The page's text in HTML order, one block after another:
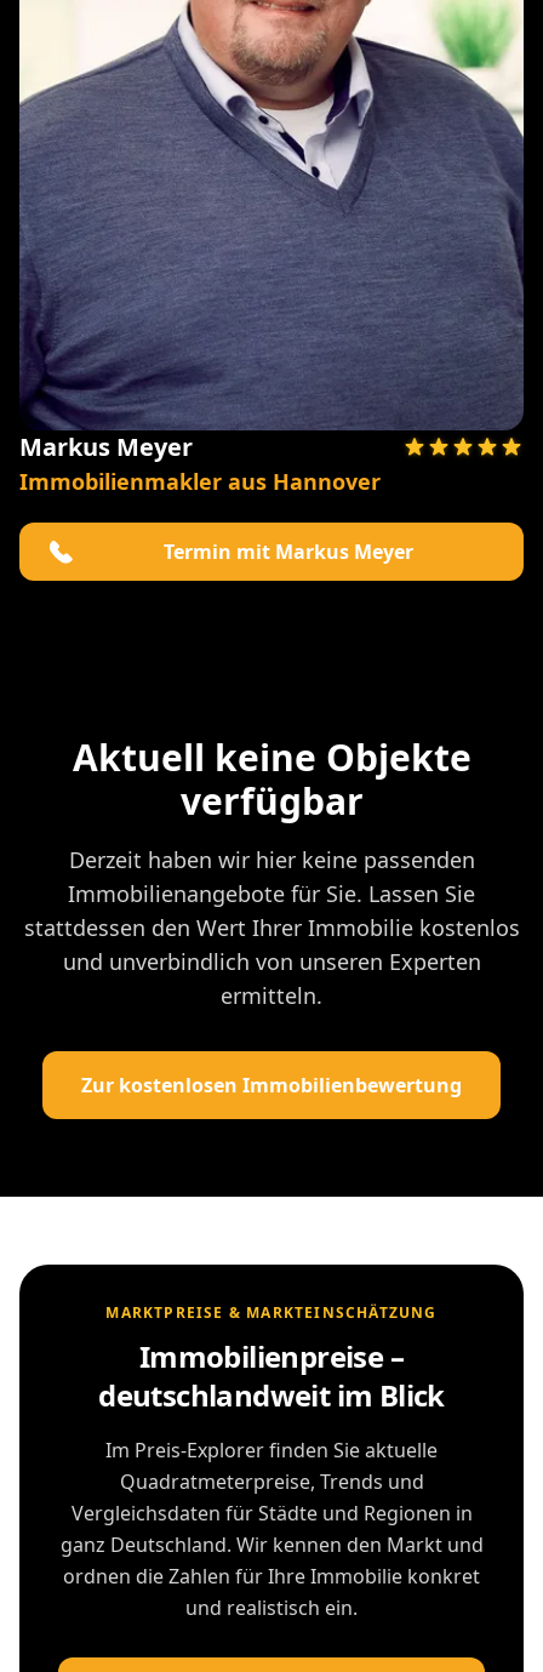
Markus Meyer
Immobilienmakler aus Hannover
Termin mit Markus Meyer
Aktuell keine Objekte
verfügbar
Derzeit haben wir hier keine passenden
Immobilienangebote für Sie. Lassen Sie
stattdessen den Wert Ihrer Immobilie kostenlos
und unverbindlich von unseren Experten
ermitteln.
Zur kostenlosen Immobilienbewertung
MARKTPREISE & MARKTEINSCHÄTZUNG
Immobilienpreise –
deutschlandweit im Blick
Im Preis-Explorer finden Sie aktuelle
Quadratmeterpreise, Trends und
Vergleichsdaten für Städte und Regionen in
ganz Deutschland. Wir kennen den Markt und
ordnen die Zahlen für Ihre Immobilie konkret
und realistisch ein.